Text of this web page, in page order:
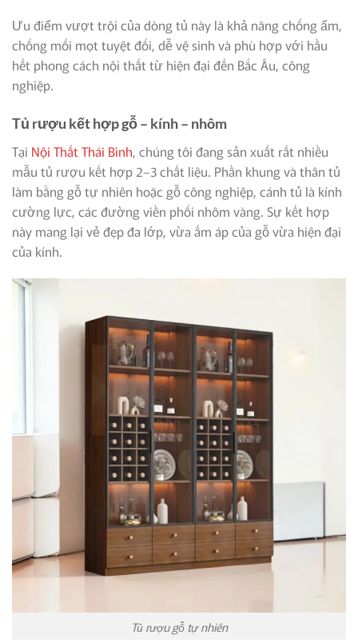
Ưu điểm vượt trội của dòng tủ này là khả năng chống ẩm,
chống mối mọt tuyệt đối, dễ vệ sinh và phù hợp với hầu
hết phong cách nội thất từ hiện đại đến Bắc Âu, công
nghiệp.
Tủ rượu kết hợp gỗ – kính – nhôm
Tại Nội Thất Thái Bình, chúng tôi đang sản xuất rất nhiều
mẫu tủ rượu kết hợp 2–3 chất liệu. Phần khung và thân tủ
làm bằng gỗ tự nhiên hoặc gỗ công nghiệp, cánh tủ là kính
cường lực, các đường viền phối nhôm vàng. Sự kết hợp
này mang lại vẻ đẹp đa lớp, vừa ấm áp của gỗ vừa hiện đại
của kính.
Tủ rượu gỗ tự nhiên